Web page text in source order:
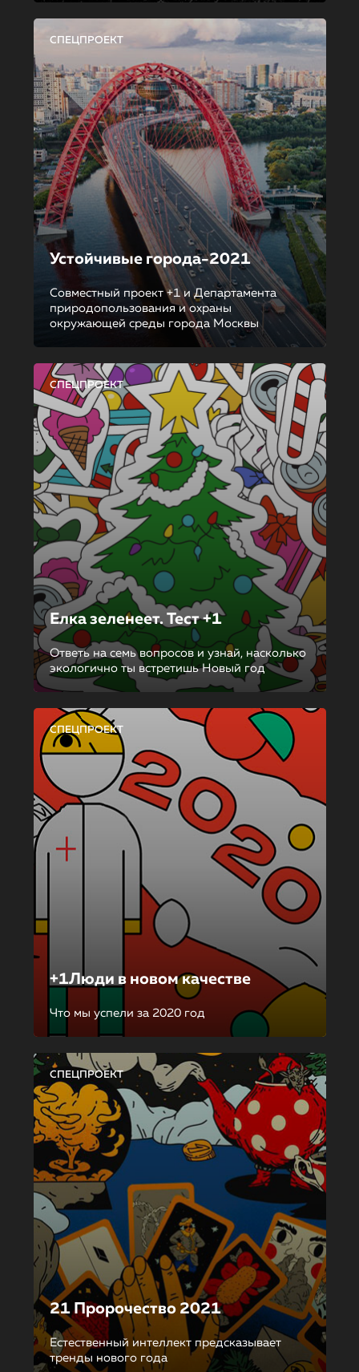
СПЕЦПРОЕКТ
Устойчивые города-2021
Совместный проект +1 и Департамента
природопользования и охраны
окружающей среды города Москвы
СПЕЦПРОЕКТ
Елка зеленеет. Тест +1
Ответь на семь вопросов и узнай, насколько
экологично ты встретишь Новый год
СПЕЦПРОЕКТ
+1Люди в новом качестве
Что мы успели за 2020 год
СПЕЦПРОЕКТ
21 Пророчество 2021
Естественный интеллект предсказывает
тренды нового года